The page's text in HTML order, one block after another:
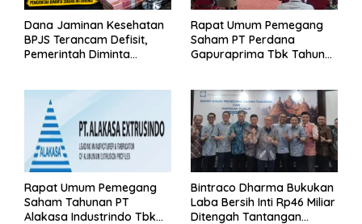
Dana Jaminan Kesehatan
BPJS Terancam Defisit,
Pemerintah Diminta
Rapat Umum Pemegang
Saham PT Perdana
Gapuraprima Tbk Tahun
Rapat Umum Pemegang
Saham Tahunan PT
Alakasa Industrindo Tbk
Bintraco Dharma Bukukan
Laba Bersih Inti Rp46 Miliar
Ditengah Tantangan